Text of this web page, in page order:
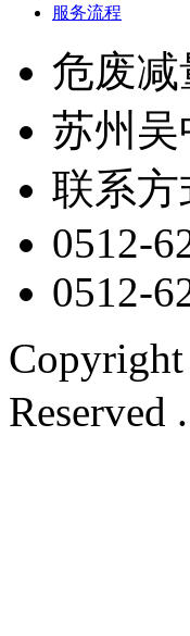
服务流程
危废
苏州吴
联系方
0512-
0512-